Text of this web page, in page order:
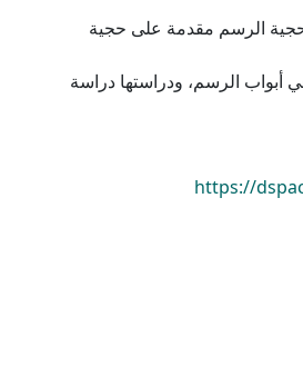
الرسم مقدمة على حجية
أبواب الرسم، ودراستها دراسة
https://